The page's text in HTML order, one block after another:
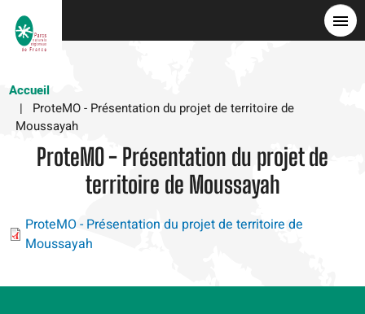
Accueil
ProteMO - Présentation du projet de territoire de
Moussayah
ProteMO - Présentation du projet de
territoire de Moussayah
ProteMO - Présentation du projet de territoire de
Moussayah